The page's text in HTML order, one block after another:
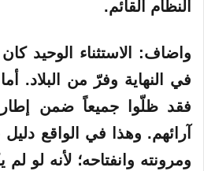
النظام القائم.
واضاف: الاستثناء الوحيد
في النهاية وفرّ من البلاد.
فقد ظلّوا جميعاً ضمن إطار
آرائهم. وهذا في الواقع دليل
ومرونته وانفتاحه؛ لأنه لو